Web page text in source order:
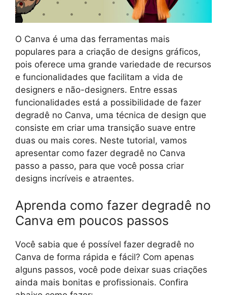
O Canva é uma das ferramentas mais
populares para a criação de designs gráficos,
pois oferece uma grande variedade de recursos
e funcionalidades que facilitam a vida de
designers e não-designers. Entre essas
funcionalidades está a possibilidade de fazer
degradê no Canva, uma técnica de design que
consiste em criar uma transição suave entre
duas ou mais cores. Neste tutorial, vamos
apresentar como fazer degradê no Canva
passo a passo, para que você possa criar
designs incríveis e atraentes.
Aprenda como fazer degradê no
Canva em poucos passos
Você sabia que é possível fazer degradê no
Canva de forma rápida e fácil? Com apenas
alguns passos, você pode deixar suas criações
ainda mais bonitas e profissionais. Confira